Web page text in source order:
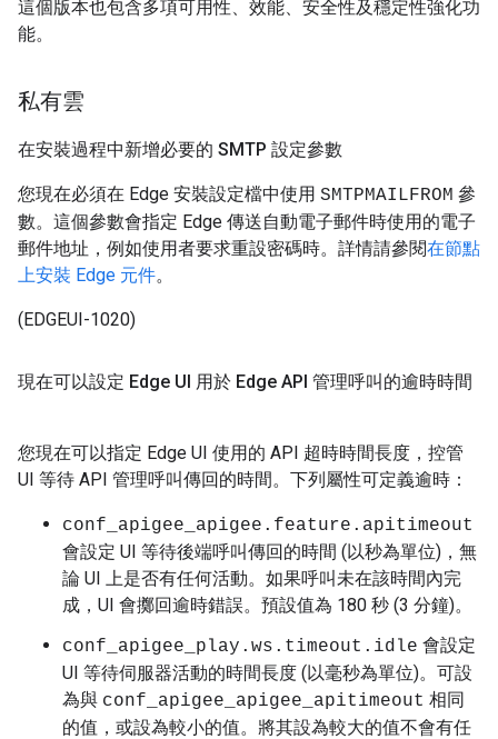
這個版本也包含多項可用性、效能、安全性及穩定性強化功
能。
私有雲
在安裝過程中新增必要的 SMTP 設定參數
您現在必須在 Edge 安裝設定檔中使用 SMTPMAILFROM 參
數。這個參數會指定 Edge 傳送自動電子郵件時使用的電子
郵件地址，例如使用者要求重設密碼時。詳情請參閱在節點
上安裝 Edge 元件。
(EDGEUI-1020)
現在可以設定 Edge UI 用於 Edge API 管理呼叫的逾時時間
您現在可以指定 Edge UI 使用的 API 超時時間長度，控管
UI 等待 API 管理呼叫傳回的時間。下列屬性可定義逾時：
conf_apigee_apigee.feature.apitimeout
會設定 UI 等待後端呼叫傳回的時間 (以秒為單位)，無
論 UI 上是否有任何活動。如果呼叫未在該時間內完
成，UI 會擲回逾時錯誤。預設值為 180 秒 (3 分鐘)。
conf_apigee_play.ws.timeout.idle 會設定
UI 等待伺服器活動的時間長度 (以毫秒為單位)。可設
為與 conf_apigee_apigee_apitimeout 相同
的值，或設為較小的值。將其設為較大的值不會有任